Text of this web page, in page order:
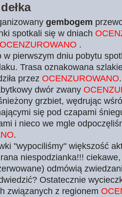
gembogem
spotkali się w dniach
OCENZUROWANO .
w pierwszym dniu pobytu
Trasa oznakowana
przez OCENZUROWANO
dwór zwany
grzbiet, wędrując
się pod czapami
i nieco we mgle
.
"wypociliśmy" większość
niespodzianka!!!
odmówią
Ostatecznie
związanych z regionem